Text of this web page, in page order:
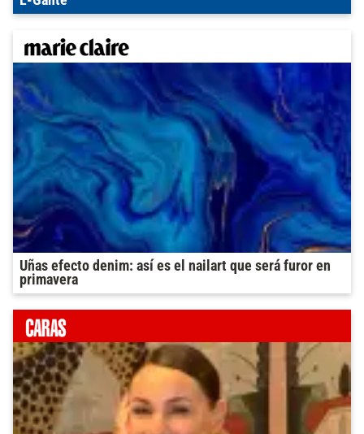
Uñas efecto denim: así es el nailart que será furor en
primavera